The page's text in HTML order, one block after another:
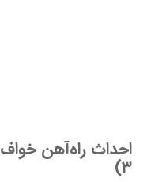
احداث راه‌آهن
۳)